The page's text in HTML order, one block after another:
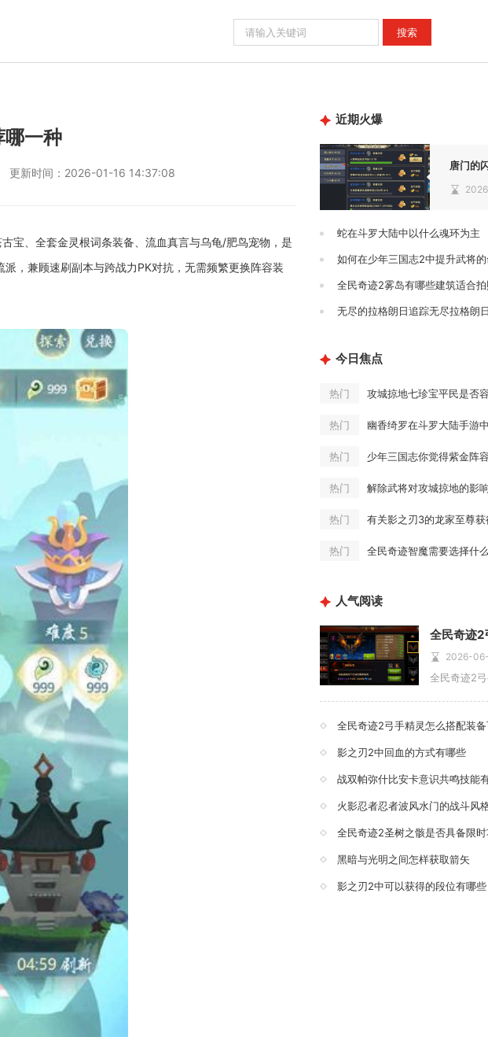
哪一种
更新时间： 2026-01-16 14:37:08
宝、全套金灵根词条装备、流血真言与乌龟/肥鸟宠物，是
，兼顾速刷副本与跨战力PK对抗，无需频繁更换阵容装
近期火爆
蛇在斗罗大陆中以什么魂环为主
如何在少年三国志2中提升武将
全民奇迹2雾岛有哪些建筑适合
今日焦点
热门 攻城掠地七珍宝平民是否
热门 幽香绮罗在斗罗大陆手游
热门
热门 解除武将对攻城掠地的影
热门 有关影之刃3的龙家至尊
热门 全民奇迹智魔需要选择什
人气阅读
2026-
影之刃2中回血的方式有哪些
战双帕弥什比安卡意识共鸣技能
火影忍者忍者波风水门的战斗风
全民奇迹2圣树之骸是否具备限
黑暗与光明之间怎样获取箭矢
影之刃2中可以获得的段位有哪些